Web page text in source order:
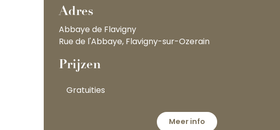
Adres
Abbaye de Flavigny
Rue de l'Abbaye, Flavigny-sur-Ozerain
Prijzen
Gratuities
Meer info